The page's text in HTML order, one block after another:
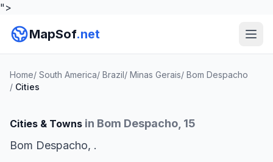
">
MapSof.net
Home/ South America/ Brazil/ Minas Gerais/ Bom Despacho
/ Cities
Cities & Towns in Bom Despacho, 15
Bom Despacho, .